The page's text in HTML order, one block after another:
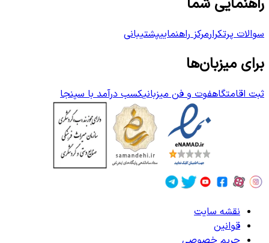
راهنمایی شما
سوالات پرتکرارمرکز راهنماییپشتیبانی
برای میزبان‌ها
ثبت اقامتگاهفوت و فن میزبانیکسب درآمد با سپنجا
نقشه سایت
قوانین